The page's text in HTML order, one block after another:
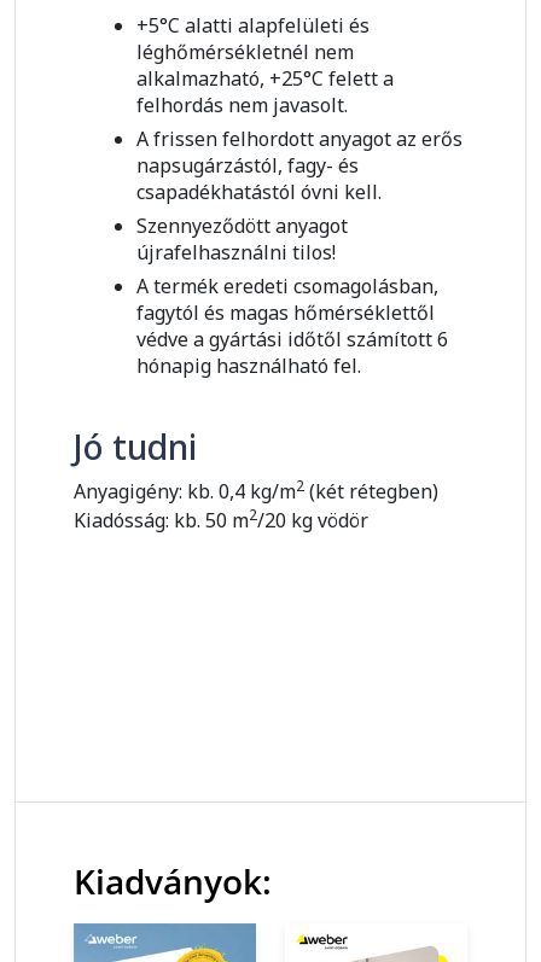
+5°C alatti alapfelületi és
léghőmérsékletnél nem
alkalmazható, +25°C felett a
felhordás nem javasolt.
A frissen felhordott anyagot az erős
napsugárzástól, fagy- és
csapadékhatástól óvni kell.
Szennyeződött anyagot
újrafelhasználni tilos!
A termék eredeti csomagolásban,
fagytól és magas hőmérséklettől
védve a gyártási időtől számított 6
hónapig használható fel.
Jó tudni
Anyagigény: kb. 0,4 kg/m2 (két rétegben)
Kiadósság: kb. 50 m2/20 kg vödör
Kiadványok: